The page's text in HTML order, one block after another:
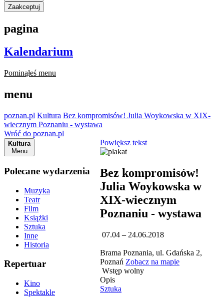
Zaakceptuj
pagina
Kalendarium
Pominąłeś menu
menu
poznan.pl Kultura Bez kompromisów! Julia Woykowska w XIX-
wiecznym Poznaniu - wystawa
Wróć do poznan.pl
Kultura
Menu
Polecane wydarzenia
Muzyka
Teatr
Film
Książki
Sztuka
Inne
Historia
Repertuar
Kino
Spektakle
Powiększ tekst
Bez kompromisów!
Julia Woykowska w
XIX-wiecznym
Poznaniu - wystawa
07.04 – 24.06.2018
Brama Poznania, ul. Gdańska 2,
Poznań Zobacz na mapie
Wstęp wolny
Opis
Sztuka